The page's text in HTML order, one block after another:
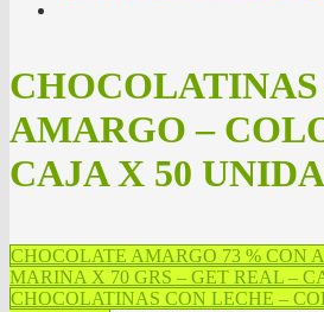
AMARGO –
CAJA X 50
CHOCOLATE AMARGO 73 % CON
MARINA X 70 GRS – GET REAL –
CHOCOLATINAS CON LECHE –